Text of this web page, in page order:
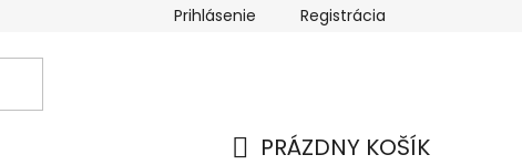
Výmena tovaru Odstúpenie od
Prihlásenie Registrácia
PRÁZDNY KOŠÍK